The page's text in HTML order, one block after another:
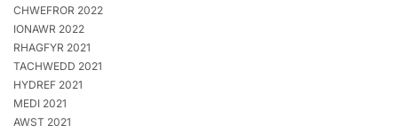
CHWEFROR 2022
IONAWR 2022
RHAGFYR 2021
TACHWEDD 2021
HYDREF 2021
MEDI 2021
AWST 2021